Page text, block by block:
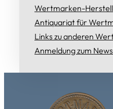
Wertmarken-
Antiquariat für
Links zu anderen
Anmeldung zum